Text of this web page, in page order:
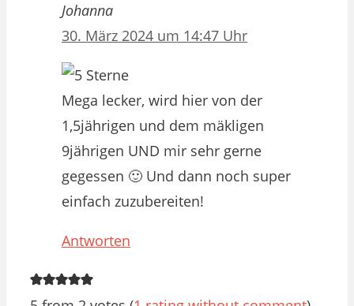
Johanna
30. März 2024 um 14:47 Uhr
Mega lecker, wird hier von der
1,5jährigen und dem mäkligen
9jährigen UND mir sehr gerne
gegessen 🙂 Und dann noch super
einfach zuzubereiten!
Antworten